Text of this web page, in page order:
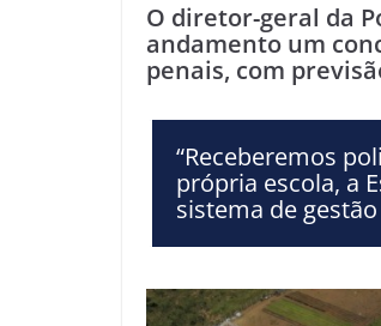
O diretor-geral da
andamento um
penais, com
“Receberemos
própria escola, a
sistema de